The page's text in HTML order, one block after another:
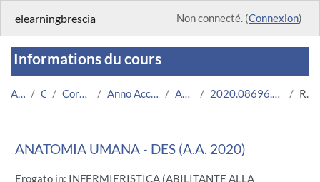
elearningbrescia Non connecté. (Connexion)
Informations du cours
Accueil Cours Corsi Istituzionali Anno Accademico 2020/2021 Area Medica 2020.08696.2011.3.U11125.DES_2932 Résumé
ANATOMIA UMANA - DES (A.A. 2020)
Erogato in: INFERMIERISTICA (ABILITANTE ALLA